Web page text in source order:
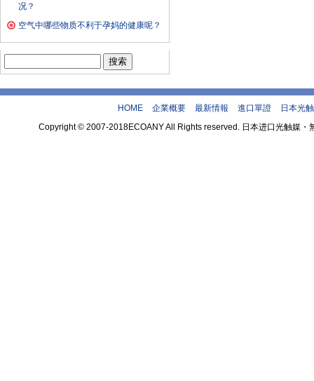
况？
空气中哪些物质不利于孕妈的健康呢？
搜
索：
HOME 企業概要 最新情報 進口單證
日本光
Copyright © 2007-2018ECOANY All Rights reserved. 日本进口光触媒